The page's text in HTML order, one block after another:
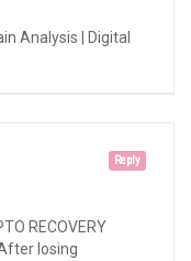
Analysis | Digital
Reply
RECOVERY
losing